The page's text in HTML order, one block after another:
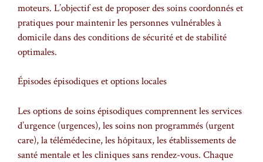
moteurs. L’objectif est de proposer des soins coordonnés et
pratiques pour maintenir les personnes vulnérables à
domicile dans des conditions de sécurité et de stabilité
optimales.
Épisodes épisodiques et options locales
Les options de soins épisodiques comprennent les services
d’urgence (urgences), les soins non programmés (urgent
care), la télémédecine, les hôpitaux, les établissements de
santé mentale et les cliniques sans rendez-vous. Chaque